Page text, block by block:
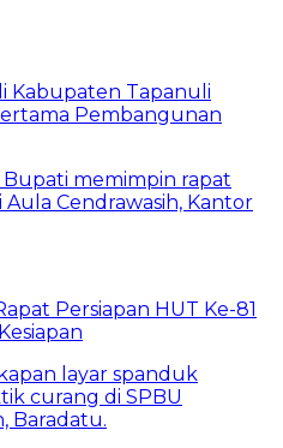
Kabupaten Tapanuli
Pembangunan
Persiapan HUT Ke-81